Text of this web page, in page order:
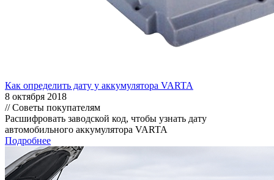
Как определить дату у аккумулятора VARTA
8 октября 2018
// Советы покупателям
Расшифровать заводской код, чтобы узнать дату
автомобильного аккумулятора VARTA
Подробнее